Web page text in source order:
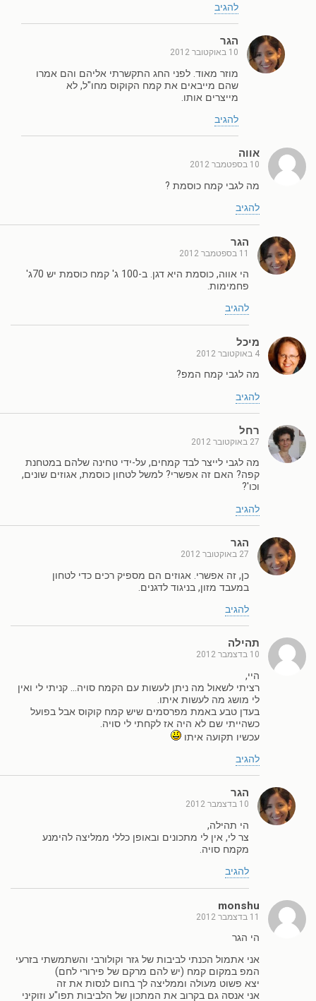
להגיב
הגר
10 באוקטובר 2012
מוזר מאוד. לפני החג התקשרתי אליהם והם אמרו
שהם מייבאים את קמח הקוקוס מחו"ל, לא
מייצרים אותו.
להגיב
אווה
10 בספטמבר 2012
מה לגבי קמח כוסמת ?
להגיב
הגר
11 בספטמבר 2012
הי אווה, כוסמת היא דגן. ב-100 ג' קמח כוסמת יש 70ג'
פחמימות.
להגיב
מיכל
4 באוקטובר 2012
מה לגבי קמח המפ?
להגיב
רחל
27 באוקטובר 2012
מה לגבי לייצר לבד קמחים, על-ידי טחינה שלהם במטחנת
קפה? האם זה אפשרי? למשל לטחון כוסמת, אגוזים שונים,
וכו'?
להגיב
הגר
27 באוקטובר 2012
כן, זה אפשרי. אגוזים הם מספיק רכים כדי לטחון
במעבד מזון, בניגוד לדגנים.
להגיב
תהילה
10 בדצמבר 2012
היי,
רציתי לשאול מה ניתן לעשות עם הקמח סויה… קניתי לי ואין
לי מושג מה לעשות איתו.
בעדן טבע באמת מפרסמים שיש קמח קוקוס אבל בפועל
כשהייתי שם לא היה אז לקחתי לי סויה.
עכשיו תקועה איתו
להגיב
הגר
10 בדצמבר 2012
הי תהילה,
צר לי, אין לי מתכונים ובאופן כללי ממליצה להימנע
מקמח סויה.
להגיב
monshu
11 בדצמבר 2012
הי הגר
אני אתמול הכנתי לביבות של גזר וקולורבי והשתמשתי בזרעי
המפ במקום קמח (יש להם מרקם של פירורי לחם)
יצא פשוט מעולה וממליצה לך בחום לנסות את זה
אני אנסה גם בקרוב את המתכון של הלביבות תפו"ע וזוקיני